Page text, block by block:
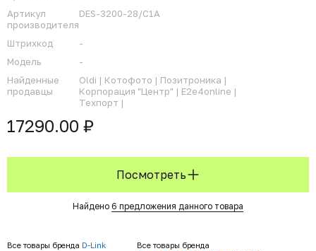
Артикул
производителя
DES-3200-28/C1A
Штрихкод
-
Модель
-
Найденные
продавцы
Oldi | Котофото | Позитроника |
Корпорация "Центр" | E2e4online |
Техпорт |
17290.00 ₽
Посмотреть
Найдено 6 предложения данного товара
Все товары бренда D-Link
Все товары бренда